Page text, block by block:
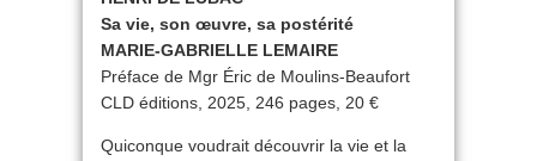
Sa vie, son œuvre, sa postérité
MARIE-GABRIELLE LEMAIRE
Préface de Mgr Éric de Moulins-Beaufort
CLD éditions, 2025, 246 pages, 20 €
Quiconque voudrait découvrir la vie et la